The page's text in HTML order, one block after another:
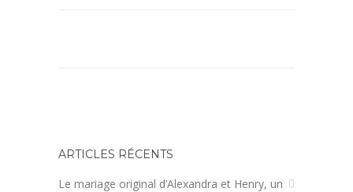
ARTICLES RÉCENTS
Le mariage original d’Alexandra et Henry, un